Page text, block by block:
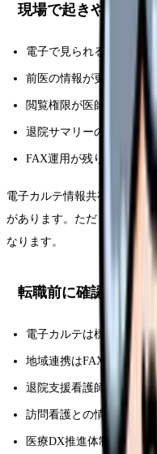
現場で起きやすい落
電子で見られる情報と、
前医の情報が更新されて
閲覧権限が医師・事務に
退院サマリーの看護情報
FAX運用が残り、電子と
電子カルテ情報共有サービ
があります。ただし、運用
なります。
転職前に確認したい
電子カルテは標準化対応
地域連携はFAX中心です
退院支援看護師の業務負
訪問看護との情報共有ル
医療DX推進体制整備加